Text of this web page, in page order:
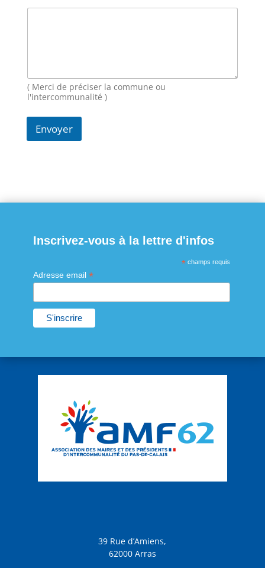
o
i
l( Merci de préciser la commune ou
l'intercommunalité )
Envoyer
Inscrivez-vous à la lettre d'infos
* champs requis
Adresse email *
39 Rue d’Amiens,
62000 Arras